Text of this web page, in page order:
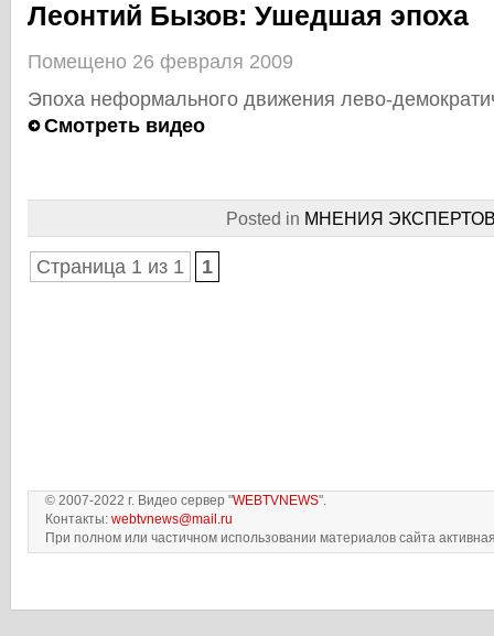
Леонтий Бызов: Ушедшая эпоха
Помещено 26 февраля 2009
Эпоха неформального движения лево-
Смотреть видео
Posted in МНЕНИЯ
Страница 1 из 1 1
© 2007-2022 г. Видео сервер "WEBTVNEWS".
Контакты: webtvnews@mail.ru
При полном или частичном использовании материалов сайта